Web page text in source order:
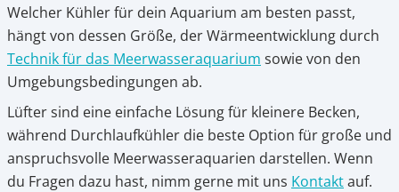
Welcher Kühler für dein Aquarium am besten passt,
hängt von dessen Größe, der Wärmeentwicklung durch
Technik für das Meerwasseraquarium sowie von den
Umgebungsbedingungen ab.
Lüfter sind eine einfache Lösung für kleinere Becken,
während Durchlaufkühler die beste Option für große und
anspruchsvolle Meerwasseraquarien darstellen. Wenn
du Fragen dazu hast, nimm gerne mit uns Kontaktauf.